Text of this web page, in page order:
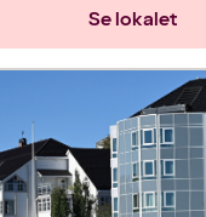
Se lokalet